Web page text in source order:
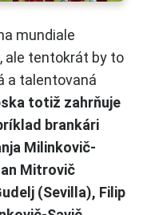
mundiale
ale tentokrát by to
a talentovaná
totiž zahrňuje
brankári
Milinkovič-
Mitrovič
(Sevilla), Filip